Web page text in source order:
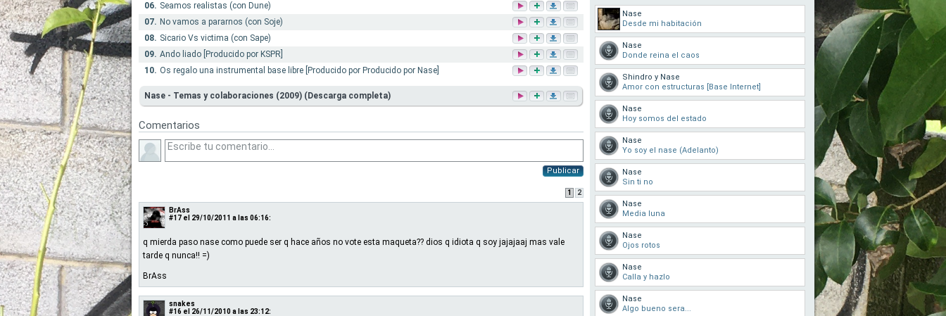
06. Seamos realistas (con Dune)
07. No vamos a pararnos (con Soje)
08. Sicario Vs victima (con Sape)
09. Ando liado [Producido por KSPR]
10. Os regalo una instrumental base libre [Producido por Producido por Nase]
Nase - Temas y colaboraciones (2009) (Descarga completa)
Comentarios
Publicar
1 2
BrAss
#17 el 29/10/2011 a las 06:16:
q mierda paso nase como puede ser q hace años no vote esta maqueta?? dios q idiota q soy jajajaaj mas vale
tarde q nunca!! =)
BrAss
snakes
#16 el 26/11/2010 a las 23:12:
Nase
Desde mi habitación
Nase
Donde reina el caos
Shindro y Nase
Amor con estructuras [Base Internet]
Nase
Hoy somos del estado
Nase
Yo soy el nase (Adelanto)
Nase
Sin ti no
Nase
Media luna
Nase
Ojos rotos
Nase
Calla y hazlo
Nase
Algo bueno sera...